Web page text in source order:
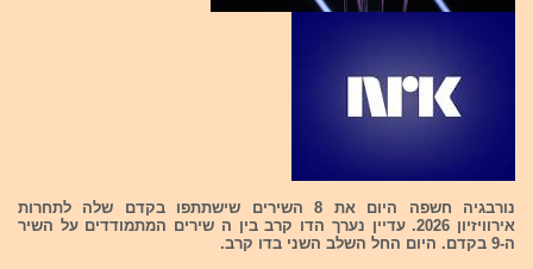
נורבגיה חשפה היום את 8 השירים שישתתפו בקדם שלה לתחרות
אירוויזיון 2026. עדיין נערך הדו קרב בין ה שירים המתמודדים על השיר
ה-9 בקדם. היום החל השלב השני בדו קרב.